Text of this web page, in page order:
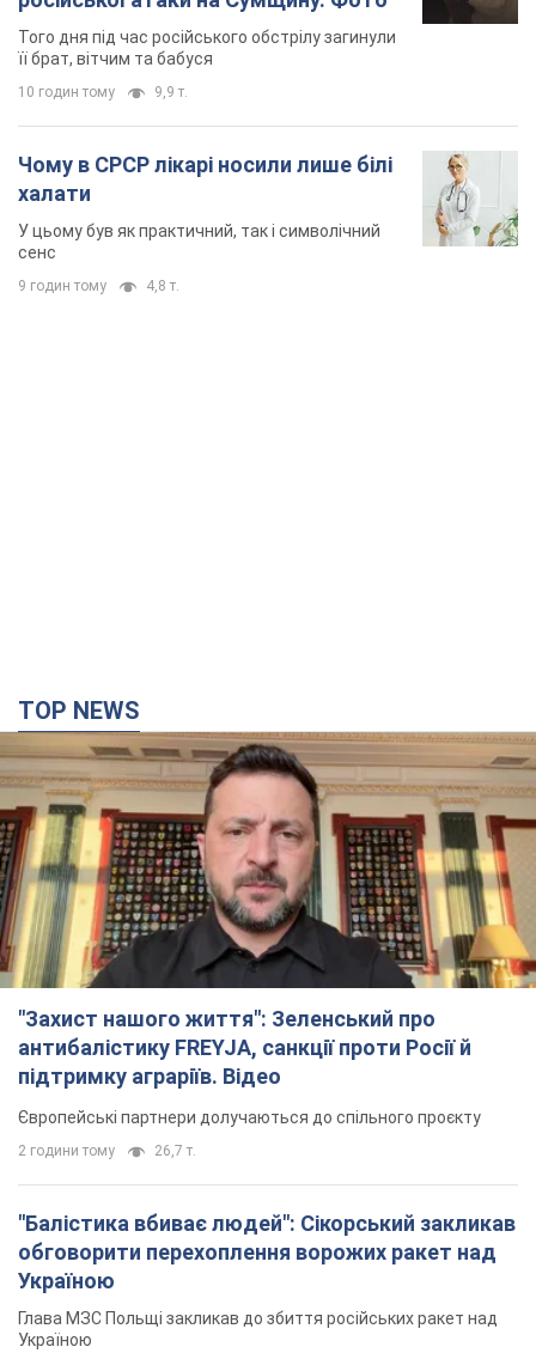
сенс
9 годин тому 4,8 т.
"Захист нашого життя": Зеленський про
антибалістику FREYJA, санкції проти Росії й
підтримку аграріїв. Відео
Європейські партнери долучаються до спільного проєкту
2 години тому 26,7 т.
"Балістика вбиває людей": Сікорський закликав
обговорити перехоплення ворожих ракет над
Україною
Глава МЗС Польщі закликав до збиття російських ракет над
Податкова передасть Міноборони дані про
чоловіків 18-60 років: для чого це потрібно
Це потрібно для перевірки військового обліку
4 години тому 21,6 т.